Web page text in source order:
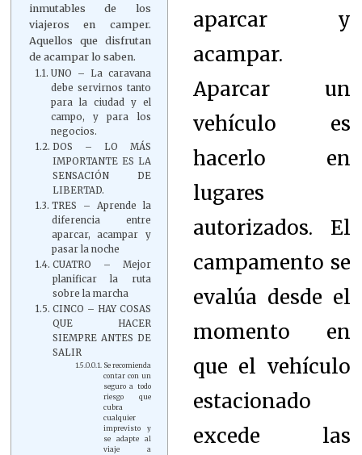
inmutables de los
viajeros en camper.
Aquellos que disfrutan
de acampar lo saben.
UNO – La caravana
debe servirnos tanto
para la ciudad y el
campo, y para los
negocios.
DOS – LO MÁS
IMPORTANTE ES LA
SENSACIÓN DE
LIBERTAD.
TRES – Aprende la
diferencia entre
aparcar, acampar y
pasar la noche
CUATRO – Mejor
planificar la ruta
sobre la marcha
CINCO – HAY COSAS
QUE HACER
SIEMPRE ANTES DE
SALIR
Se recomienda
contar con un
seguro a todo
riesgo que
cubra
cualquier
imprevisto y
se adapte al
viaje a
aparcar y
acampar.
Aparcar un
vehículo es
hacerlo en
lugares
autorizados. El
campamento se
evalúa desde el
momento en
que el vehículo
estacionado
excede las